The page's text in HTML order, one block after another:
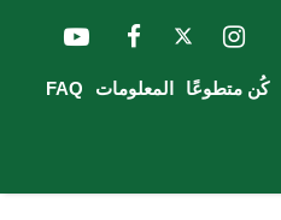
كُن متطوعًا المعلومات FAQ